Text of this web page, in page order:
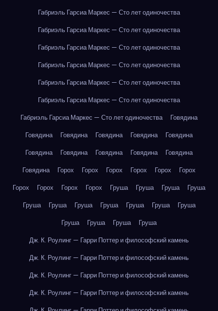
Габриэль Гарсиа Маркес — Сто лет одиночества
Габриэль Гарсиа Маркес — Сто лет одиночества
Габриэль Гарсиа Маркес — Сто лет одиночества
Габриэль Гарсиа Маркес — Сто лет одиночества
Габриэль Гарсиа Маркес — Сто лет одиночества
Габриэль Гарсиа Маркес — Сто лет одиночества
Габриэль Гарсиа Маркес — Сто лет одиночества
Говядина
Говядина
Говядина Говядина Говядина
Говядина
Говядина
Говядина Говядина Говядина
Говядина
Говядина
Горох Горох Горох Горох Горох
Горох
Горох
Горох Горох Горох Груша Груша Груша
Груша
Груша
Груша Груша Груша Груша Груша
Груша
Груша
Груша Груша
Груша
Дж. К. Роулинг — Гарри Поттер и философский камень
Дж. К. Роулинг — Гарри Поттер и философский камень
Дж. К. Роулинг — Гарри Поттер и философский камень
Дж. К. Роулинг — Гарри Поттер и философский камень